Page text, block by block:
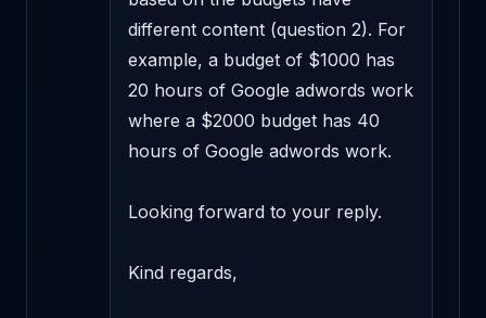
different content (question 2). For
example, a budget of $1000 has
20 hours of Google adwords work
where a $2000 budget has 40
hours of Google adwords work.
Looking forward to your reply.
Kind regards,